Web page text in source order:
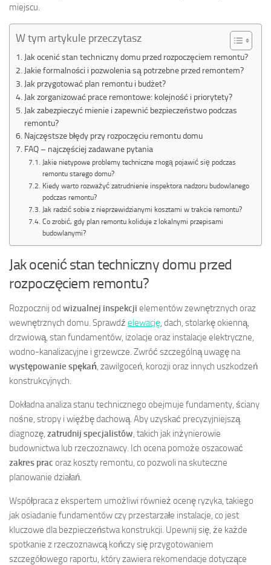
miejscu.
W tym artykule przeczytasz
Jak ocenić stan techniczny domu przed rozpoczęciem remontu?
Jakie formalności i pozwolenia są potrzebne przed remontem?
Jak przygotować plan remontu i budżet?
Jak zorganizować prace remontowe: kolejność i priorytety?
Jak zabezpieczyć mienie i zapewnić bezpieczeństwo podczas
remontu?
Najczęstsze błędy przy rozpoczęciu remontu domu
FAQ – najczęściej zadawane pytania
Jakie nietypowe problemy techniczne mogą pojawić się podczas
remontu starego domu?
Kiedy warto rozważyć zatrudnienie inspektora nadzoru budowlanego
podczas remontu?
Jak radzić sobie z nieprzewidzianymi kosztami w trakcie remontu?
Co zrobić, gdy plan remontu koliduje z lokalnymi przepisami
budowlanymi?
Jak ocenić stan techniczny domu przed
rozpoczęciem remontu?
Rozpocznij od wizualnej inspekcji elementów zewnętrznych oraz
wewnętrznych domu. Sprawdź elewację , dach, stolarkę okienną,
drzwiową, stan fundamentów, izolacje oraz instalacje elektryczne,
wodno-kanalizacyjne i grzewcze. Zwróć szczególną uwagę na
występowanie spękań , zawilgoceń, korozji oraz innych uszkodzeń
konstrukcyjnych.
Dokładna analiza stanu technicznego obejmuje fundamenty, ściany
nośne, stropy i więźbę dachową. Aby uzyskać precyzyjniejszą
diagnozę, zatrudnij specjalistów , takich jak inżynierowie
budownictwa lub rzeczoznawcy. Ich ocena pomoże oszacować
zakres prac oraz koszty remontu, co pozwoli na skuteczne
planowanie działań.
Współpraca z ekspertem umożliwi również ocenę ryzyka, takiego
jak osiadanie fundamentów czy przestarzałe instalacje, co jest
kluczowe dla bezpieczeństwa konstrukcji. Upewnij się, że każde
spotkanie z rzeczoznawcą kończy się przygotowaniem
szczegółowego raportu, który zawiera rekomendacje dotyczące